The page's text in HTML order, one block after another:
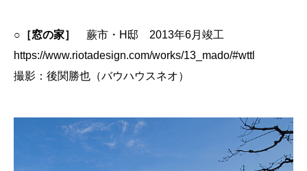
○ ［窓の家］
蕨市・H邸 2013年6月竣工
https://www.riotadesign.com/works/13_mado/#wttl
撮影：後関勝也（バウハウスネオ）